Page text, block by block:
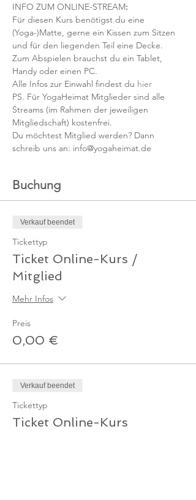
INFO ZUM ONLINE-STREAM:
Für diesen Kurs benötigst du eine
(Yoga-)Matte, gerne ein Kissen zum Sitzen
und für den liegenden Teil eine Decke.
Zum Abspielen brauchst du ein Tablet,
Handy oder einen PC.
Alle Infos zur Einwahl findest du hier
PS. Für YogaHeimat Mitglieder sind alle
Streams (im Rahmen der jeweiligen
Mitgliedschaft) kostenfrei.
Du möchtest Mitglied werden? Dann
schreib uns an: info@yogaheimat.de
Buchung
Verkauf beendet
Tickettyp
Ticket Online-Kurs /
Mitglied
Mehr Infos
Preis
0,00 €
Verkauf beendet
Tickettyp
Ticket Online-Kurs